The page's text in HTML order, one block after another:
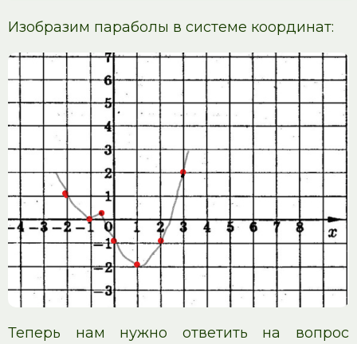
Изобразим параболы в системе координат:
Теперь нам нужно ответить на вопрос